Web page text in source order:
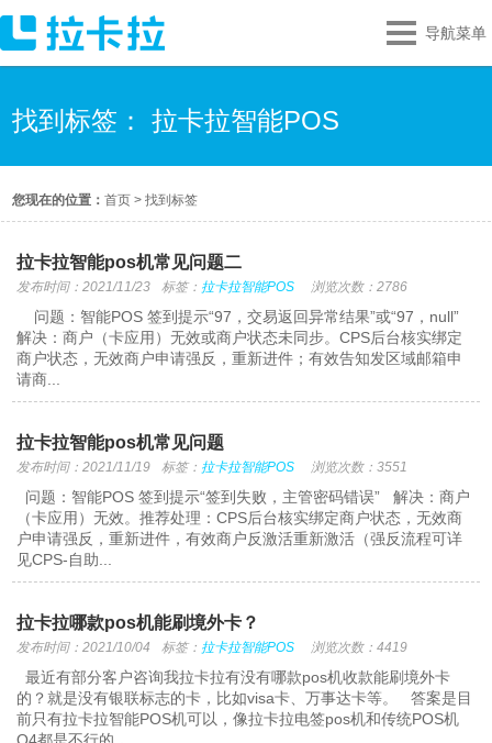
导航菜单
找到标签： 拉卡拉智能POS
您现在的位置：首页 >找到标签
拉卡拉智能pos机常见问题二
发布时间：2021/11/23 标签： 拉卡拉智能POS 浏览次数：2786
问题：智能POS 签到提示“97，交易返回异常结果”或“97，null”
解决：商户（卡应用）无效或商户状态未同步。CPS后台核实绑定
商户状态，无效商户申请强反，重新进件；有效告知发区域邮箱申
请商...
拉卡拉智能pos机常见问题
发布时间：2021/11/19 标签： 拉卡拉智能POS 浏览次数：3551
问题：智能POS 签到提示“签到失败，主管密码错误” 解决：商户
（卡应用）无效。推荐处理：CPS后台核实绑定商户状态，无效商
户申请强反，重新进件，有效商户反激活重新激活（强反流程可详
见CPS-自助...
拉卡拉哪款pos机能刷境外卡？
发布时间：2021/10/04 标签： 拉卡拉智能POS 浏览次数：4419
最近有部分客户咨询我拉卡拉有没有哪款pos机收款能刷境外卡
的？就是没有银联标志的卡，比如visa卡、万事达卡等。 答案是目
前只有拉卡拉智能POS机可以，像拉卡拉电签pos机和传统POS机